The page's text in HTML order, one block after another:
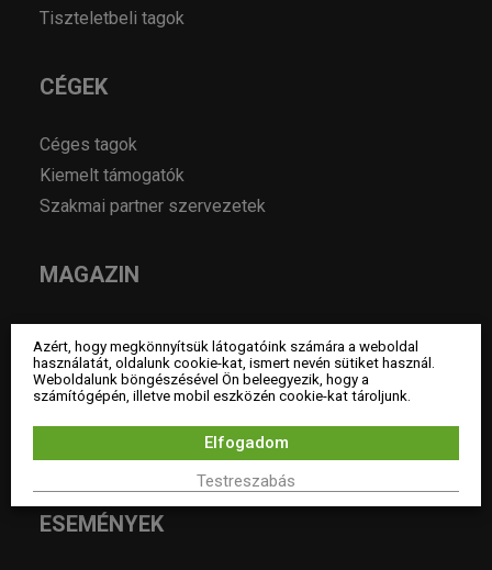
Tiszteletbeli tagok
CÉGEK
Céges tagok
Kiemelt támogatók
Szakmai partner szervezetek
MAGAZIN
Év lakberendezője pályázatok
Pályázatok
Álláshirdetés
Archívum
ESEMÉNYEK
Azért, hogy megkönnyítsük látogatóink számára a weboldal
használatát, oldalunk cookie-kat, ismert nevén sütiket használ.
Weboldalunk böngészésével Ön beleegyezik, hogy a
számítógépén, illetve mobil eszközén cookie-kat tároljunk.
Testreszabás
Elfogadom